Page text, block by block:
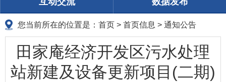
您当前所在的位置是： 首页 > 首页信息 > 通知公告
田家庵经济开发区污水处理
站新建及设备更新项目(二期)